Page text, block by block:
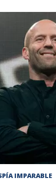
IMPARABLE